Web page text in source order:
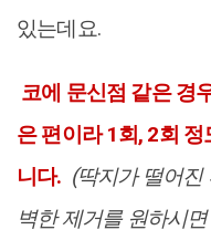
있는데요.
코에 문신점 같은 경
은 편이라 1회, 2회
니다. (딱지가 떨어진
벽한 제거를 원하시